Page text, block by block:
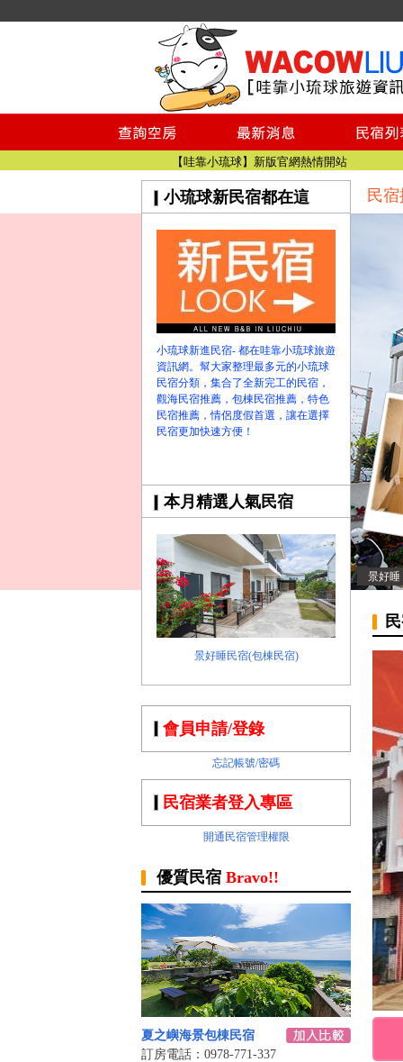
小琉球民宿空房
小琉球民宿
小琉球民宿推薦
【小琉球民宿特約】東港停車場!!看這邊
小琉球民宿 最完整的旅遊資訊都在這
【哇靠小琉球】新版官網熱情開站
【哇靠小琉球粉絲團】即時動態!!
小琉球民宿空房
小琉球民宿
小琉球民宿推薦
【小琉球民宿特約】東港停車場!!看這邊
小琉球民宿 最完整的旅遊資訊都在這
【哇靠小琉球】新版官網熱情開站
【哇靠小琉球粉絲團】即時動態!!
小琉球新民宿都在這
小琉球新進民宿- 都在哇靠小琉球旅遊
資訊網。幫大家整理最多元的小琉球
民宿分類，集合了全新完工的民宿，
觀海民宿推薦，包棟民宿推薦，特色
民宿推薦，情侶度假首選，讓在選擇
民宿更加快速方便！
本月精選人氣民宿
景好睡民宿(包棟民宿)
景好睡
民
會員申請/登錄
忘記帳號/密碼
民宿業者登入專區
開通民宿管理權限
優質民宿 Bravo!!
夏之嶼海景包棟民宿
訂房電話：0978-771-337